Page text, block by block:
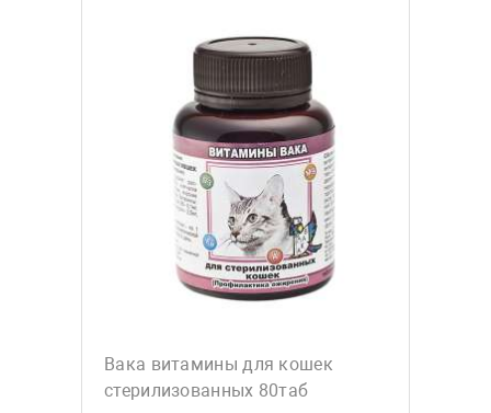
Вака витамины для кошек
стерилизованных 80таб